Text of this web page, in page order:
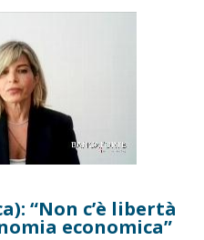
“Non c’è libertà
economica”